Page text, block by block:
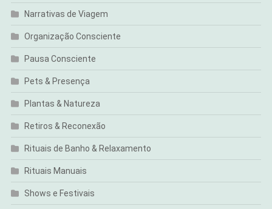
Narrativas de Viagem
Organização Consciente
Pausa Consciente
Pets & Presença
Plantas & Natureza
Retiros & Reconexão
Rituais de Banho & Relaxamento
Rituais Manuais
Shows e Festivais